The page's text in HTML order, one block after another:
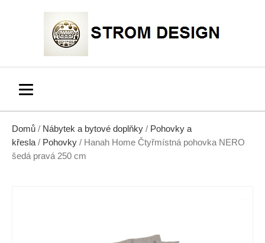
Domů / Nábytek a bytové doplňky / Pohovky a
křesla / Pohovky / Hanah Home Čtyřmístná pohovka NERO
šedá pravá 250 cm